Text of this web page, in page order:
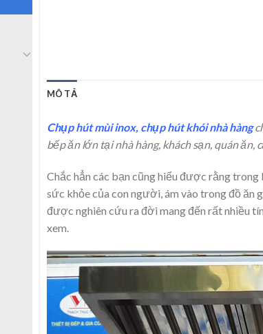
MÔ TẢ
Chụp hút mùi inox, chụp hút khói nhà hàng
bếp ăn lớn tại nhà hàng, khách sạn, quán
Chắc hẳn các bạn cũng hiểu được rằng
sức khỏe của con người, ám vào trong đồ ăn
được nghiên cứu ra đời mang đến rất nhiều
xem.